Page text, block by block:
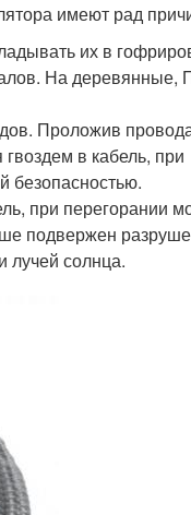
имеют рад
их в
На деревянные,
Проложив
в кабель, при
безопасностью.
при перегорании
подвержен
лучей солнца.